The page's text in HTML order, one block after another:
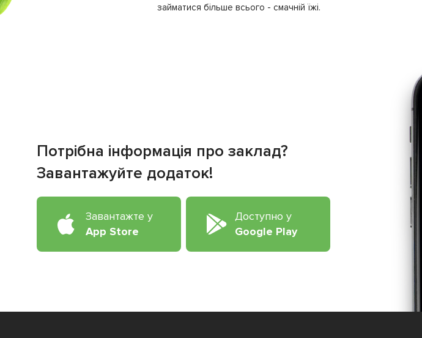
займатися більше всього - смачній їжі.
Потрібна інформація про заклад?
Завантажуйте додаток!
Завантажте у
App Store
Доступно у
Google Play